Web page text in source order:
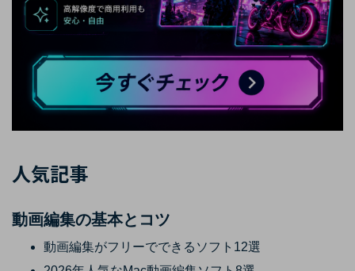
人気記事
動画編集の基本とコツ
動画編集がフリーでできるソフト12選